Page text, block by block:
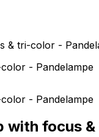
& tri-color -
with focus